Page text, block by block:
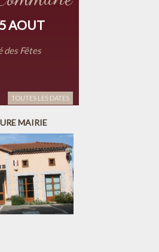
AOUT
des Fêtes
TOUTES LES DATES
MAIRIE